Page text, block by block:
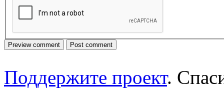
Поддержите проект.